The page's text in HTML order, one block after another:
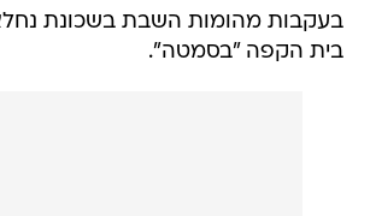
בעקבות מהומות השבת בשכונת
בית הקפה "בסמטה".